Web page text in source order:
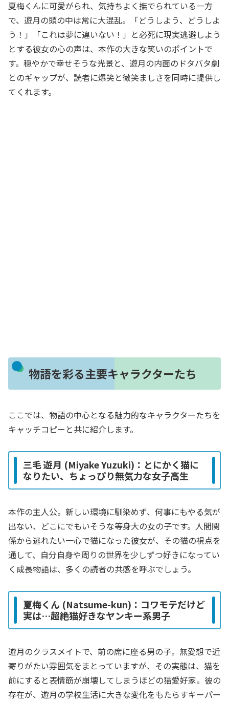
夏梅くんに可愛がられ、気持ちよく撫でられている一方
で、遊月の頭の中は常に大混乱。「どうしよう、どうしよ
う！」「これは夢に違いない！」と必死に現実逃避しよう
とする彼女の心の声は、本作の大きな笑いのポイントで
す。穏やかで幸せそうな光景と、遊月の内面のドタバタ劇
とのギャップが、読者に爆笑と微笑ましさを同時に提供し
てくれます。
物語を彩る主要キャラクターたち
ここでは、物語の中心となる魅力的なキャラクターたちを
キャッチコピーと共に紹介します。
三毛 遊月 (Miyake Yuzuki)：とにかく猫に
なりたい、ちょっぴり無気力な女子高生
本作の主人公。新しい環境に馴染めず、何事にもやる気が
出ない、どこにでもいそうな等身大の女の子です。人間関
係から逃れたい一心で猫になった彼女が、その猫の視点を
通して、自分自身や周りの世界を少しずつ好きになってい
く成長物語は、多くの読者の共感を呼ぶでしょう。
夏梅くん (Natsume-kun)：コワモテだけど
実は…超絶猫好きなヤンキー系男子
遊月のクラスメイトで、前の席に座る男の子。無愛想で近
寄りがたい雰囲気をまとっていますが、その実態は、猫を
前にすると表情筋が崩壊してしまうほどの猫愛好家。彼の
存在が、遊月の学校生活に大きな変化をもたらすキーパー